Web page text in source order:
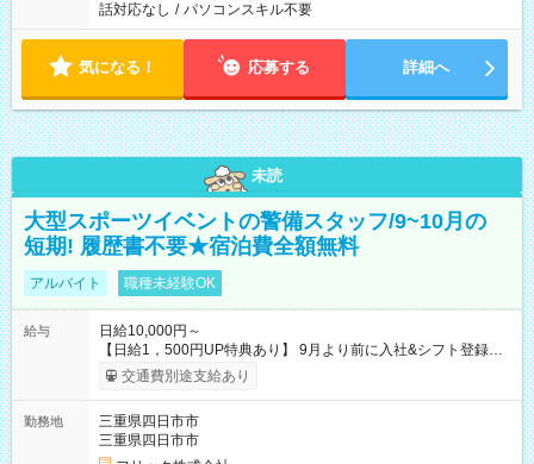
話対応なし / パソコンスキル不要
気になる！ 応募する 詳細へ
未読
大型スポーツイベントの警備スタッフ/9~10月の
短期! 履歴書不要★宿泊費全額無料
アルバイト 職種未経験OK
給与
日給10,000円～
【日給1，500円UP特典あり】 9月より前に入社&シフト登録す
ると 期間中(9/16~10/23) の日給がUP! 日給1万1500円でしっか
り稼げます♪ 【試用期間】試用期間なし
交通費別途支給あり
勤務地
三重県四日市市
三重県四日市市